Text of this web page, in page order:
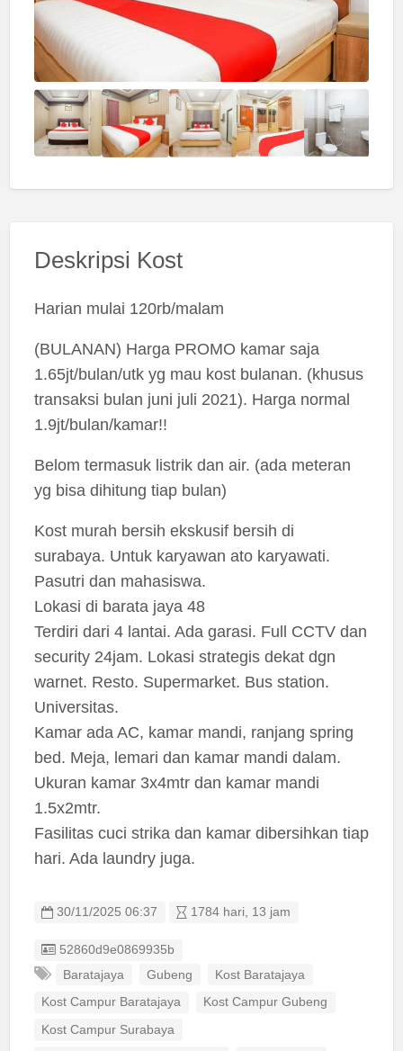
Deskripsi Kost
Harian mulai 120rb/malam
(BULANAN) Harga PROMO kamar saja
1.65jt/bulan/utk yg mau kost bulanan. (khusus
transaksi bulan juni juli 2021). Harga normal
1.9jt/bulan/kamar!!
Belom termasuk listrik dan air. (ada meteran
yg bisa dihitung tiap bulan)
Kost murah bersih ekskusif bersih di
surabaya. Untuk karyawan ato karyawati.
Pasutri dan mahasiswa.
Lokasi di barata jaya 48
Terdiri dari 4 lantai. Ada garasi. Full CCTV dan
security 24jam. Lokasi strategis dekat dgn
warnet. Resto. Supermarket. Bus station.
Universitas.
Kamar ada AC, kamar mandi, ranjang spring
bed. Meja, lemari dan kamar mandi dalam.
Ukuran kamar 3x4mtr dan kamar mandi
1.5x2mtr.
Fasilitas cuci strika dan kamar dibersihkan tiap
hari. Ada laundry juga.
30/11/2025 06:37 1784 hari, 13 jam
Listing ID
52860d9e0869935b
Baratajaya
Gubeng Kost Baratajaya
Kost Campur Baratajaya Kost Campur Gubeng
Kost Campur Surabaya